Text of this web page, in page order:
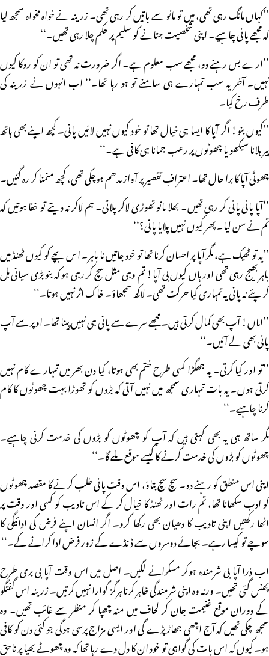
’’کہاں مانگ رہی تھی، میں تو مانو سے باتیں کر رہی تھی۔ زرینہ نے خواہ مخواہ سمجھ لیا
کہ مجھے پانی چاہیے۔ اپنی شخصیت جتانے کو سلیم پر حکم چلا رہی تھیں۔‘‘
’’ارے بس رہنے دو، مجھے سب معلوم ہے۔ اگر ضرورت نہ تھی تو ان کو روکا کیوں
نہیں۔ آخر یہ سب تمہارے ہی سامنے تو ہو رہا تھا۔‘‘ اب انہوں نے زرینہ کی
طرف رخ کیا۔
’’کیوں بنو! اگر آپا کا ایسا ہی خیال تھا تو خود کیوں نہیں لائیں پانی۔ کچھ اپنے بھی ہاتھ
پیر ہلانا سیکھو یا چھوٹوں پر رعب جمانا ہی کافی ہے۔‘‘
چھوٹی آپا کا برا حال تھا۔ اعترافِ تقصیر پر آواز مدھم ہوچکی تھی، کچھ منمنا کر رہ گئیں۔
’’آپا پانی پانی کر رہی تھیں۔ بھلا مانو تھوڑی لاکر پلاتی۔ ہم لاکر نہ دیتے تو خفا ہوتیں کہ
تم نے سن لیا۔ پھر کیوں نہیں پلایا پانی؟‘‘
’’یہ تو ٹھیک ہے، مگر آپا پر احسان کرنا تھا تو خود جاتیں نا باہر۔ اس بچے کو کیوں ٹھنڈ میں
باہر بھیج رہی تھی اور ہاں کیوں بی آپا! تم وہی مثل سچ کر رہی ہو کہ بنو بڑی سیانی ہل
کر پئے نہ پانی یہ تمہاری کیا حرکت تھی۔ لاکھ سمجھاؤ۔ خاک اثر نہیں ہوتا۔‘‘
’’اماں! آپ بھی کمال کرتی ہیں۔ مجھے سرے سے پانی ہی نہیں پینا تھا۔ اوپر سے آپ
پانی بھی لے آئیں۔‘‘
’’تو اور کیا کرتی۔ یہ جھگڑا کسی طرح ختم بھی ہوتا، کیا دن بھر میں تمہارے کام نہیں
کرتی ہوں۔ یہ بات تمہاری سمجھ میں نہیں آتی کہ بڑوں کو تھوڑا بہت چھوٹوں کا کام
کرنا چاہیے۔‘‘
مگر ساتھ ہی یہ بھی کہتی ہیں کہ آپ کو چھوٹوں کو بڑوں کی خدمت کرنی چاہیے۔
چھوٹوں کو بڑوں کی خدمت کرنے کا کیسے موقع ملے گا۔‘‘
اپنی اس منطق کو رہنے دو۔ سچ سچ بتاؤ، اس وقت پانی طلب کرنے کا مقصد چھوٹوں
کو ادب سکھانا تھا، تم رات اور ٹھنڈ کا خیال کر کے اس تادیب کو کسی اور وقت پر
اٹھا رکھتیں اپنی تادیب کا دھیان بھی رکھا کرو۔ اگر انسان اپنے فرض کی ادائیگی کا
سوچے تو کیسا رہے۔ بجائے دوسروں سے ڈنڈے کے زور فرض ادا کرانے کے۔‘‘
اب ذرا آپا بی شرمندہ ہوکر مسکرانے لگیں۔ اصل میں اس وقت آپا بی بری طرح
پھنس گئی تھیں۔ ورنہ وہ اپنی شرمندگی ظاہر کرنا ہرگز گوارا نہیں کرتیں۔ زرینہ اس گفتگو
کے دوران موقع غنیمت جان کر لحاف میں منہ چھپا کر منظر سے غائب تھیں۔ وہ
سمجھ چکی تھیں کہ آج اچھی جھاڑ پڑے گی اور ایسی مزاج پرسی ہوگی جو کئی دن کو کافی
ہو۔ کیوں کہ اس بات کی گواہی تو خود ان کا دل دے رہا تھا کہ وہ چھوٹے بھیا پر ناحق